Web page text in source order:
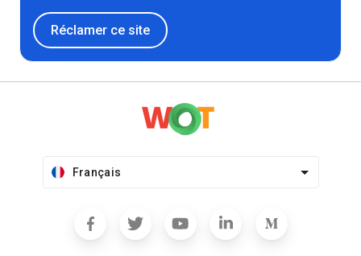
Réclamer ce site
Français